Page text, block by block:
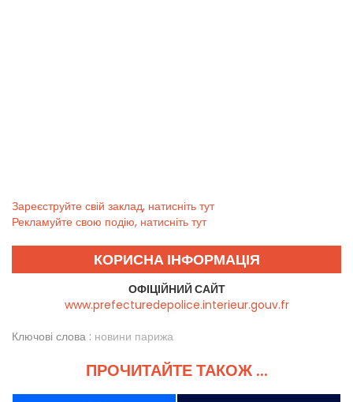
Зареєструйте свій заклад, натисніть тут
Рекламуйте свою подію, натисніть тут
КОРИСНА ІНФОРМАЦІЯ
ОФІЦІЙНИЙ САЙТ
www.prefecturedepolice.interieur.gouv.fr
Ключові слова : новини парижа
ПРОЧИТАЙТЕ ТАКОЖ ...